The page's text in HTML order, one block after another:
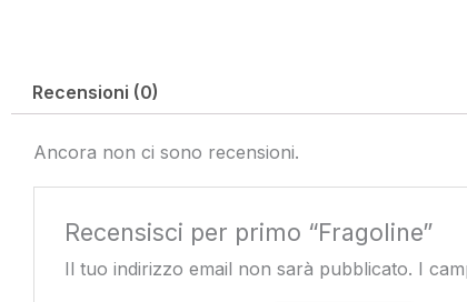
Recensioni (0)
Ancora non ci sono recensioni.
Recensisci per primo “Fragoline”
Il tuo indirizzo email non sarà pubblicato. I